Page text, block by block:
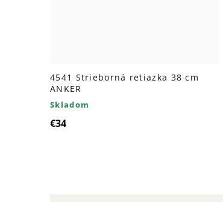
4541 Strieborná retiazka 38 cm
ANKER
Skladom
€34